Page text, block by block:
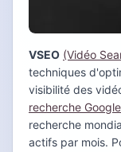
VSEO (Vidéo
techniques
visibilité des
recherche Google
recherche
actifs par mois.